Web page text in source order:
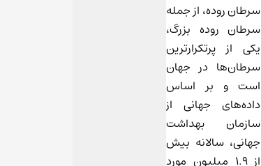
سرطان روده، از جمله
سرطان روده بزرگ،
یکی از پرتکرارترین
سرطان‌ها در جهان
است و بر اساس
داده‌های جهانی از
سازمان بهداشت
جهانی، سالانه بیش
از 1.9 میلیون مورد